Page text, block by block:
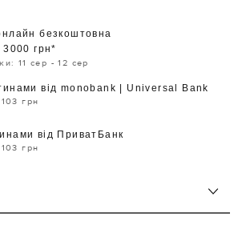
безкоштовна
3000 грн*
11 сер - 12 сер
від monobank | Universal Bank
грн
від ПриватБанк
грн